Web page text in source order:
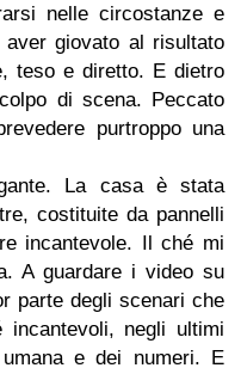
nelle circostanze e
giovato al risultato
teso e diretto. E dietro
di scena. Peccato
purtroppo una
La casa è stata
costituite da pannelli
incantevole. Il ché mi
A guardare i video su
parte degli scenari che
incantevoli, negli ultimi
e dei numeri. E